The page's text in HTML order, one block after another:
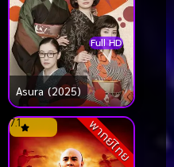
Full HD
Asura (2025)
พากย์ไทย
7.1